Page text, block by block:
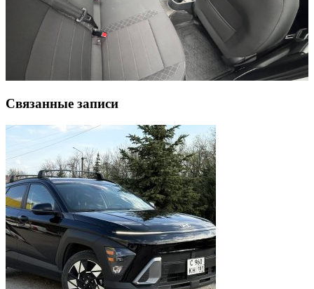
Связанные записи